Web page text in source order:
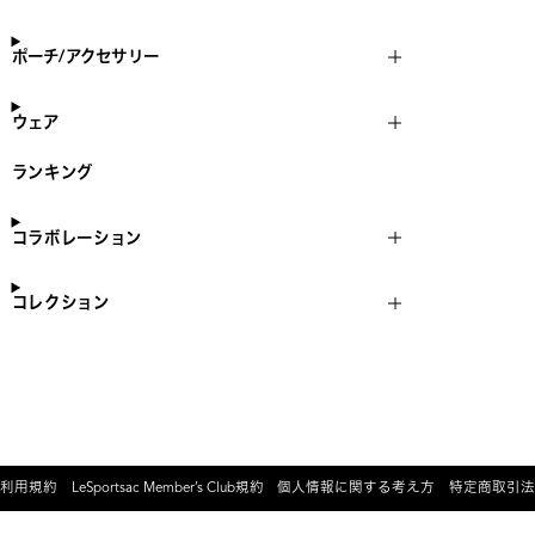
ポーチ/アクセサリー
ウェア
ランキング
コラボレーション
コレクション
利用規約 LeSportsac Member’s Club規約 個人情報に関する考え方 特定商取引